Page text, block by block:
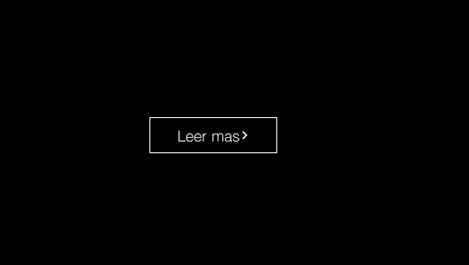
Leer mas